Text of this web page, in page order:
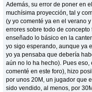
Además, su error de poner en
muchísima proyección, tal y
(y yo comenté ya en el verano
errores sobre todo de
enseñado lo básico en la
yo sigo esperando, aunque ya
yo ya pensaba que debería
aún no lo ha hecho). Pues
comenté en este foro), hizo
por unos 20M, un jugador que
sido vendido, al menos, por